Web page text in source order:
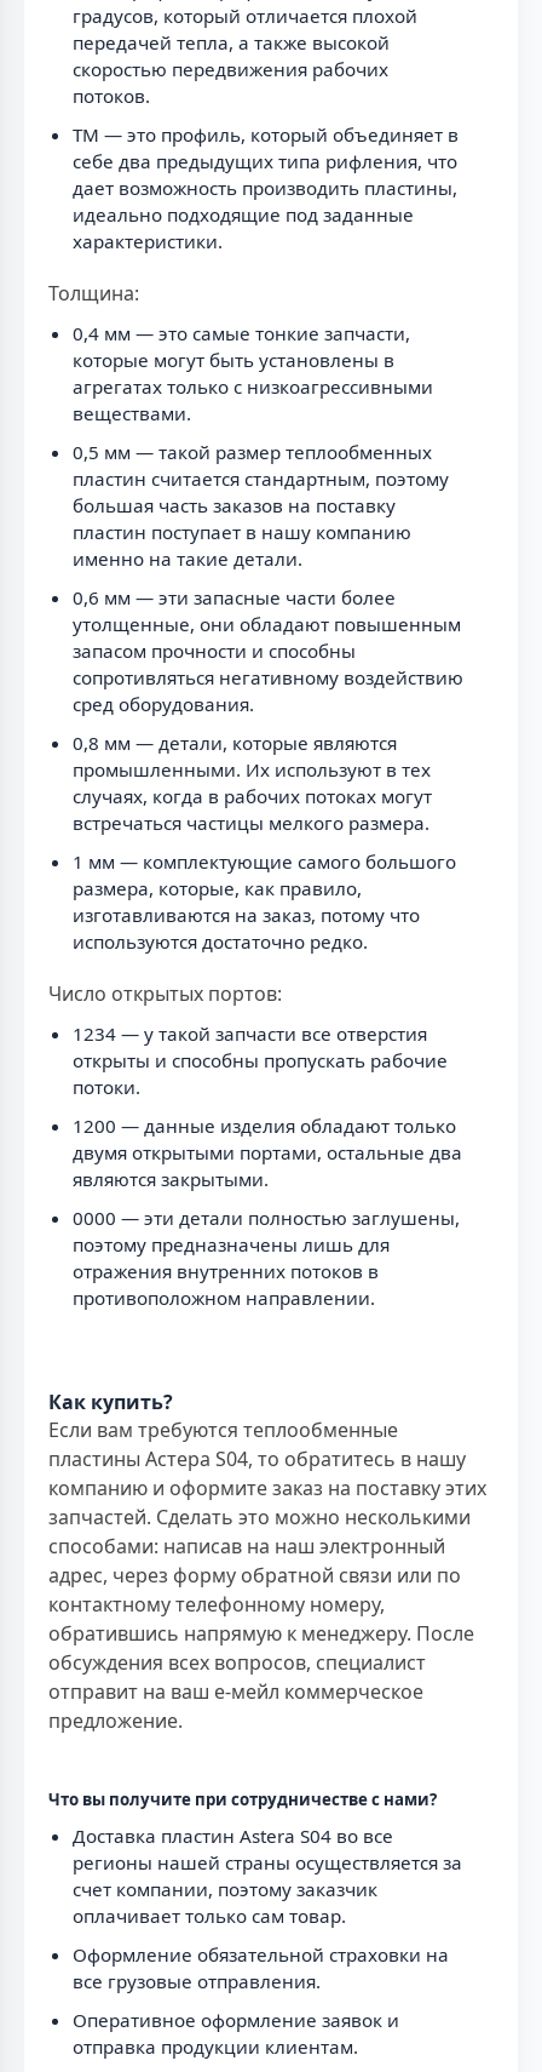
градусов, который отличается плохой
передачей тепла, а также высокой
скоростью передвижения рабочих
потоков.
TM — это профиль, который объединяет в
себе два предыдущих типа рифления, что
дает возможность производить пластины,
идеально подходящие под заданные
характеристики.
Толщина:
0,4 мм — это самые тонкие запчасти,
которые могут быть установлены в
агрегатах только с низкоагрессивными
веществами.
0,5 мм — такой размер теплообменных
пластин считается стандартным, поэтому
большая часть заказов на поставку
пластин поступает в нашу компанию
именно на такие детали.
0,6 мм — эти запасные части более
утолщенные, они обладают повышенным
запасом прочности и способны
сопротивляться негативному воздействию
сред оборудования.
0,8 мм — детали, которые являются
промышленными. Их используют в тех
случаях, когда в рабочих потоках могут
встречаться частицы мелкого размера.
1 мм — комплектующие самого большого
размера, которые, как правило,
изготавливаются на заказ, потому что
используются достаточно редко.
Число открытых портов:
1234 — у такой запчасти все отверстия
открыты и способны пропускать рабочие
потоки.
1200 — данные изделия обладают только
двумя открытыми портами, остальные два
являются закрытыми.
0000 — эти детали полностью заглушены,
поэтому предназначены лишь для
отражения внутренних потоков в
противоположном направлении.
Как купить?
Если вам требуются теплообменные
пластины Астера S04, то обратитесь в нашу
компанию и оформите заказ на поставку этих
запчастей. Сделать это можно несколькими
способами: написав на наш электронный
адрес, через форму обратной связи или по
контактному телефонному номеру,
обратившись напрямую к менеджеру. После
обсуждения всех вопросов, специалист
отправит на ваш е-мейл коммерческое
предложение.
Что вы получите при сотрудничестве с нами?
Доставка пластин Astera S04 во все
регионы нашей страны осуществляется за
счет компании, поэтому заказчик
оплачивает только сам товар.
Оформление обязательной страховки на
все грузовые отправления.
Оперативное оформление заявок и
отправка продукции клиентам.